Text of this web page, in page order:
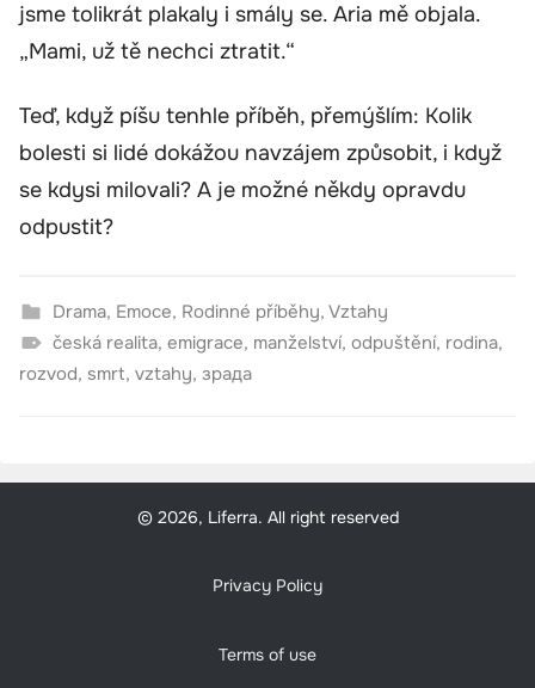
jsme tolikrát plakaly i smály se. Aria mě objala.
„Mami, už tě nechci ztratit.“
Teď, když píšu tenhle příběh, přemýšlím: Kolik
bolesti si lidé dokážou navzájem způsobit, i když
se kdysi milovali? A je možné někdy opravdu
odpustit?
Drama, Emoce, Rodinné příběhy, Vztahy
česká realita, emigrace, manželství, odpuštění, rodina,
rozvod, smrt, vztahy, зрада
© 2026, Liferra. All right reserved
Privacy Policy
Terms of use